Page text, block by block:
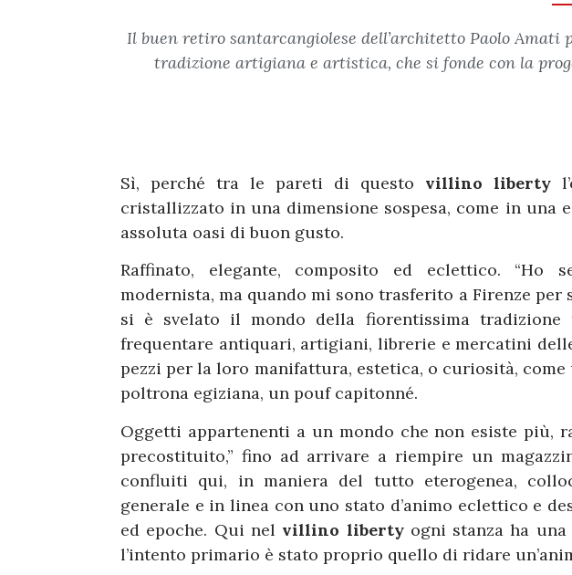
Il buen retiro santarcangiolese dell’architetto Paolo
tradizione artigiana e artistica, che si fonde con la
Sì, perché tra le pareti di questo villino liberty
cristallizzato in una dimensione sospesa, come in una
assoluta oasi di buon gusto.
Raffinato, elegante, composito ed eclettico. “Ho
modernista, ma quando mi sono trasferito a Firenze
si è svelato il mondo della fiorentissima tradizione
frequentare antiquari, artigiani, librerie e mercatini
pezzi per la loro manifattura, estetica, o curiosità,
poltrona egiziana, un pouf capitonné.
Oggetti appartenenti a un mondo che non esiste più,
precostituito,” fino ad arrivare a riempire un
confluiti qui, in maniera del tutto eterogenea,
generale e in linea con uno stato d’animo eclettico e
ed epoche. Qui nel villino libertyogni stanza ha una
l’intento primario è stato proprio quello di ridare